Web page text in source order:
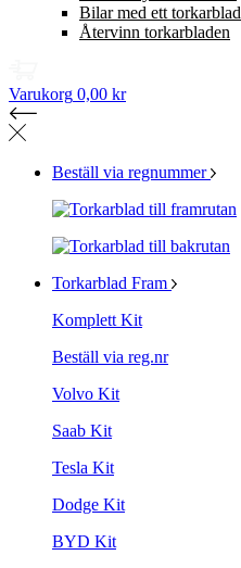
Bilar med ett torkarblad
Återvinn torkarbladen
Varukorg 0,00 kr
Beställ via regnummer
Torkarblad Fram
Komplett Kit
Beställ via reg.nr
Volvo Kit
Saab Kit
Tesla Kit
Dodge Kit
BYD Kit